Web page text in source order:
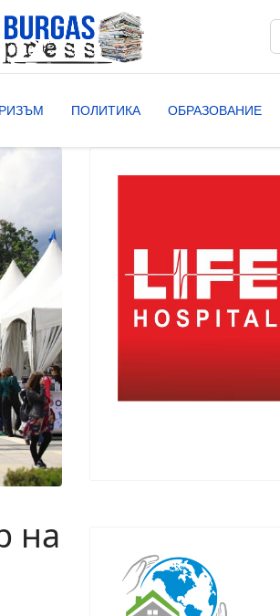
ПОЛИТИКА ОБРАЗОВАНИЕ
на